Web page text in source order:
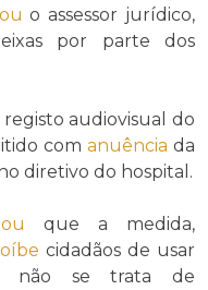
o assessor jurídico,
por parte dos
audiovisual do
comanuência da
diretivo do hospital.
que a medida,
cidadãos de usar
não se trata de